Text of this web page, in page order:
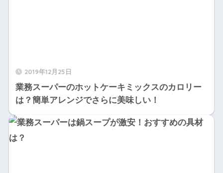
2019年12月25日
業務スーパーのホットケーキミックスのカロリー
は？簡単アレンジでさらに美味しい！